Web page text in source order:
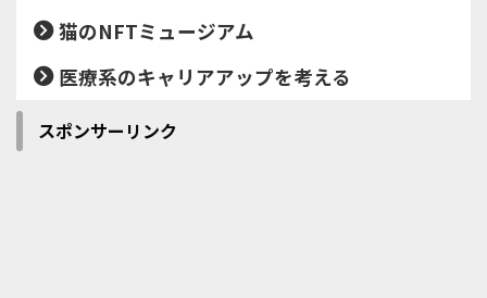
猫のNFTミュージアム
医療系のキャリアアップを考える
スポンサーリンク